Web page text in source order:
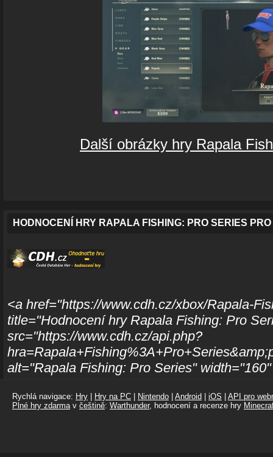
Další obrázky hry Rapala
HODNOCENÍ HRY RAPALA FISHING: PRO SERIES
<a href="https://www.cdh.cz/xbox/Rapala-
title="Hodnocení hry Rapala Fishing: Pro
src="https://www.cdh.cz/api.php?
alt="Rapala Fishing: Pro Series"
Rychlá navigace: Hry Hry na PC Nintendo Android iOS
API pro
Plné hry zdarmav češtině: Warthunder, hodnocení a recenze hry